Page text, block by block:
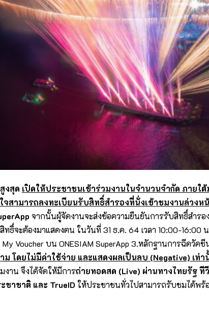
งสุด เปิดให้ประชาชนเข้าร่วมงานในจำนวนจำกัด ภายใต้
สามารถลงทะเบียนรับสิทธิ์สำรองที่นั่งเข้าชมงานล่วงห
จากนั้นผู้จัดงานจะส่งข้อความยืนยันการรับสิทธิ์สำรอ
ทธิ์จะต้องมาแสดงตน ในวันที่ 31 ธ.ค. 64 เวลา 10:00-
Voucher บน ONESIAM SuperApp 3.หลักฐานการฉีดวั
โดยไม่มีค่าใช้จ่าย และแสดงผลเป็นลบ (Negative) เท่า
งาน จึงได้จัดให้มีการถ่ายทอดสด (Live) ผ่านทางไทยรัฐ ที
ชาชาติ และ TrueID ให้ประชาชนทั่วไปสามารถรับชมได้พร้